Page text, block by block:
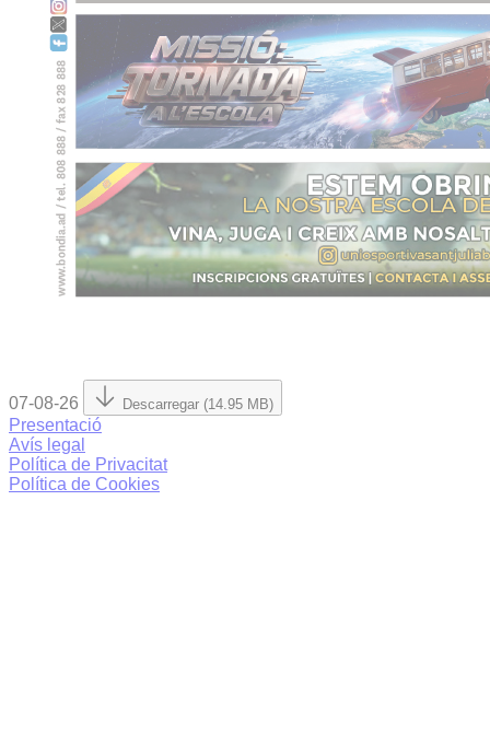
07-08-26 Descarregar (14.95 MB)
Presentació
Avís legal
Política de Privacitat
Política de Cookies